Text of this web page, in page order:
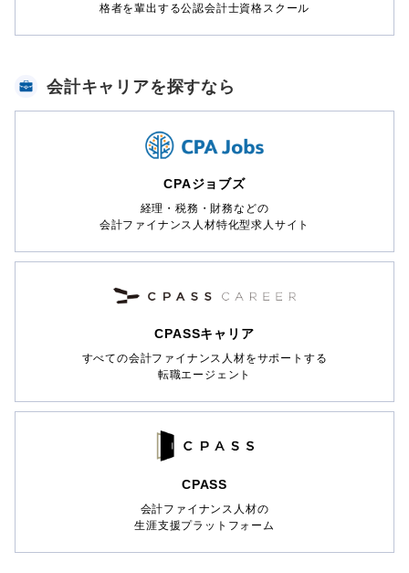
格者を輩出する公認会計士資格スクール
会計キャリアを探すなら
CPAジョブズ
経理・税務・財務などの
会計ファイナンス人材特化型求人サイト
CPASSキャリア
すべての会計ファイナンス人材をサポートする
転職エージェント
CPASS
会計ファイナンス人材の
生涯支援プラットフォーム